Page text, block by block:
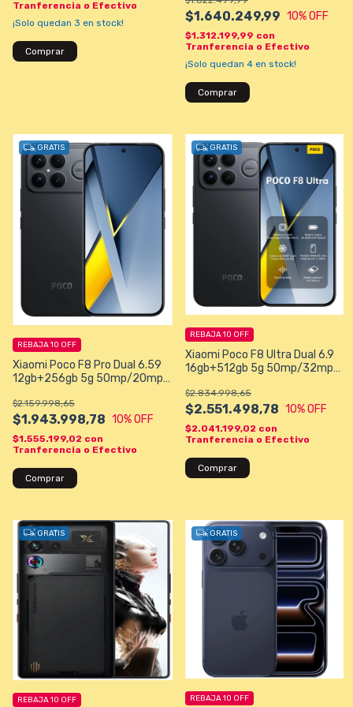
Tranferencia o Efectivo
¡Solo quedan 3 en stock! $1.640.249,99 10% OFF
$1.312.199,99 con
Tranferencia o Efectivo
¡Solo quedan 4 en stock!
Comprar
GRATIS
Xiaomi Poco F8 Pro Dual 6.59
12gb+256gb 5g 50mp/20mp
$1.943.998,78
$2.159.998,65
10% OFF
REBAJA 10 OFF
$1.555.199,02 con
Tranferencia o Efectivo
Comprar
GRATIS
Xiaomi Poco F8 Ultra Dual 6.9
16gb+512gb 5g 50mp/32mp
$2.551.498,78
$2.834.998,65
10% OFF
REBAJA 10 OFF
$2.041.199,02 con
Tranferencia o Efectivo
Comprar
GRATIS
REBAJA 10 OFF
GRATIS
REBAJA 10 OFF